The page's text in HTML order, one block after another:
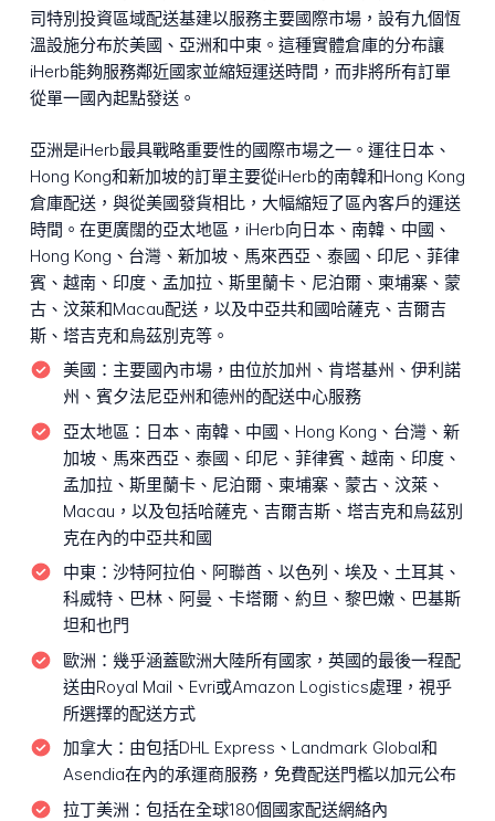
司特別投資區域配送基建以服務主要國際市場，設有九個恆
溫設施分布於美國、亞洲和中東。這種實體倉庫的分布讓
iHerb能夠服務鄰近國家並縮短運送時間，而非將所有訂單
從單一國內起點發送。
亞洲是iHerb最具戰略重要性的國際市場之一。運往日本、
Hong Kong和新加坡的訂單主要從iHerb的南韓和Hong Kong
倉庫配送，與從美國發貨相比，大幅縮短了區內客戶的運送
時間。在更廣闊的亞太地區，iHerb向日本、南韓、中國、
Hong Kong、台灣、新加坡、馬來西亞、泰國、印尼、菲律
賓、越南、印度、孟加拉、斯里蘭卡、尼泊爾、柬埔寨、蒙
古、汶萊和Macau配送，以及中亞共和國哈薩克、吉爾吉
斯、塔吉克和烏茲別克等。
美國： 主要國內市場，由位於加州、肯塔基州、伊利諾
州、賓夕法尼亞州和德州的配送中心服務
亞太地區： 日本、南韓、中國、Hong Kong、台灣、新
加坡、馬來西亞、泰國、印尼、菲律賓、越南、印度、
孟加拉、斯里蘭卡、尼泊爾、柬埔寨、蒙古、汶萊、
Macau，以及包括哈薩克、吉爾吉斯、塔吉克和烏茲別
克在內的中亞共和國
中東： 沙特阿拉伯、阿聯酋、以色列、埃及、土耳其、
科威特、巴林、阿曼、卡塔爾、約旦、黎巴嫩、巴基斯
坦和也門
歐洲： 幾乎涵蓋歐洲大陸所有國家，英國的最後一程配
送由Royal Mail、Evri或Amazon Logistics處理，視乎
所選擇的配送方式
加拿大： 由包括DHL Express、Landmark Global和
Asendia在內的承運商服務，免費配送門檻以加元公布
拉丁美洲： 包括在全球180個國家配送網絡內